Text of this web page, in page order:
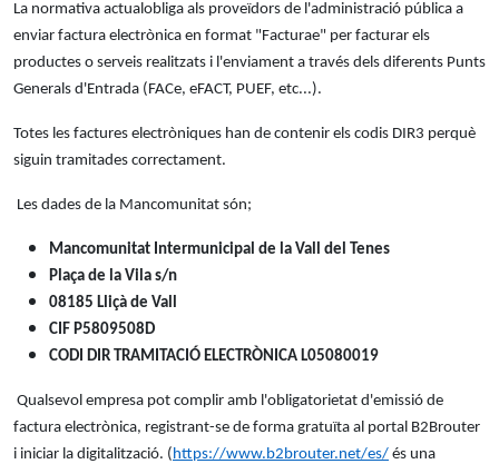
La normativa actualobliga als proveïdors de l'administració pública a
enviar factura electrònica en format "Facturae" per facturar els
productes o serveis realitzats i l'enviament a través dels diferents Punts
Generals d'Entrada (FACe, eFACT, PUEF, etc...).
Totes les factures electròniques han de contenir els codis DIR3 perquè
siguin tramitades correctament.
Les dades de la Mancomunitat són;
Mancomunitat Intermunicipal de la Vall del Tenes
Plaça de la Vila s/n
08185 Lliçà de Vall
CIF P5809508D
CODI DIR TRAMITACIÓ ELECTRÒNICA L05080019
Qualsevol empresa pot complir amb l'obligatorietat d'emissió de
factura electrònica, registrant-se de forma gratuïta al portal B2Brouter
i iniciar la digitalització. (https://www.b2brouter.net/es/ és una